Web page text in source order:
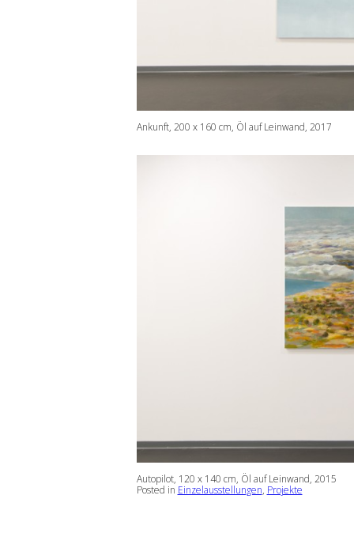
Ankunft, 200 x 160 cm, Öl auf Leinwand, 2017
Autopilot, 120 x 140 cm, Öl auf Leinwand, 2015
Posted in Einzelausstellungen, Projekte